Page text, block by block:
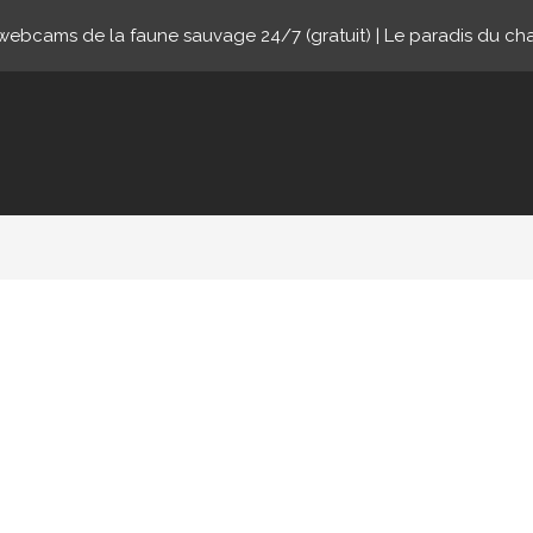
de la faune sauvage 24/7 (gratuit) | Le paradis du